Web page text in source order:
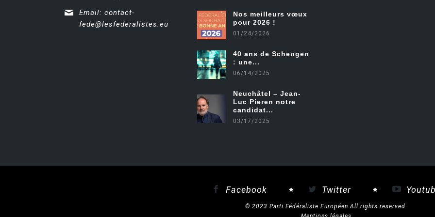
Email: contact-
fede@lesfederalistes.eu
Nos meilleurs vœux
pour 2026 !
01/24/2026
40 ans de Schengen
: une...
06/14/2025
Neuchâtel – Jean-
Luc Pieren notre
candidat...
03/17/2025
Facebook Twitter
© 2023 Parti Fédéraliste Européen All rights reserved.